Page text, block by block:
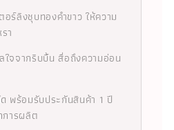
อร์ลิงชุบทองคำขาว ให้ความ
า
ใจจากริบบิ้น สื่อถึงความอ่อน
พร้อมรับประกันสินค้า 1 ปี
การผลิต